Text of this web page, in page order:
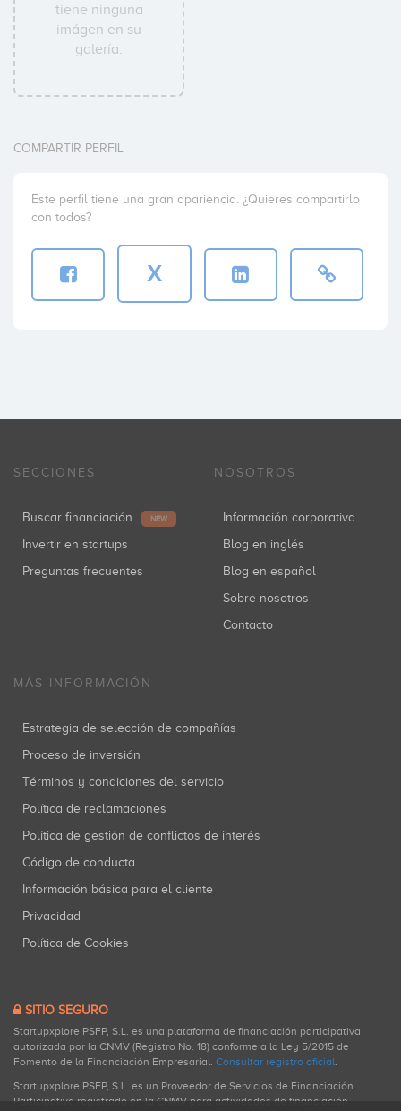
tiene ninguna
imágen en su
galería.
COMPARTIR PERFIL
Este perfil tiene una gran apariencia. ¿Quieres compartirlo
con todos?
X
SECCIONES
Buscar financiación NEW
Invertir en startups
Preguntas frecuentes
NOSOTROS
Información corporativa
Blog en inglés
Blog en español
Sobre nosotros
Contacto
MÁS INFORMACIÓN
Estrategia de selección de compañías
Proceso de inversión
Términos y condiciones del servicio
Política de reclamaciones
Política de gestión de conflictos de interés
Código de conducta
Información básica para el cliente
Privacidad
Política de Cookies
SITIO SEGURO
Startupxplore PSFP, S.L. es una plataforma de financiación participativa
autorizada por la CNMV (Registro No. 18) conforme a la Ley 5/2015 de
Fomento de la Financiación Empresarial. Consultar registro oficial.
Startupxplore PSFP, S.L. es un Proveedor de Servicios de Financiación
Participativa registrado en la CNMV para actividades de financiación